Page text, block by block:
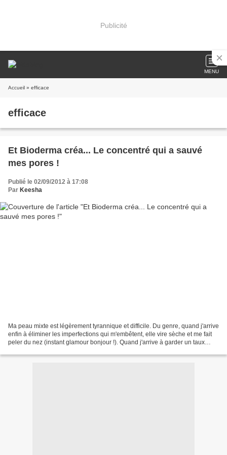
Publicité
MENU
Accueil » efficace
efficace
Et Bioderma créa... Le concentré qui a sauvé
mes pores !
Publié le 02/09/2012 à 17:08
Par Keesha
Ma peau mixte est légèrement tyrannique et difficile. Du genre, quand j'arrive
enfin à éliminer les imperfections qui m'embêtent, elle vire sèche et me fait
peler du nez (instant glamour bonjour !). Quand j'arrive à garder un taux